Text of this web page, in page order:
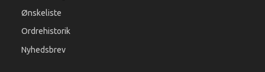
Ønskeliste
Ordrehistorik
Nyhedsbrev